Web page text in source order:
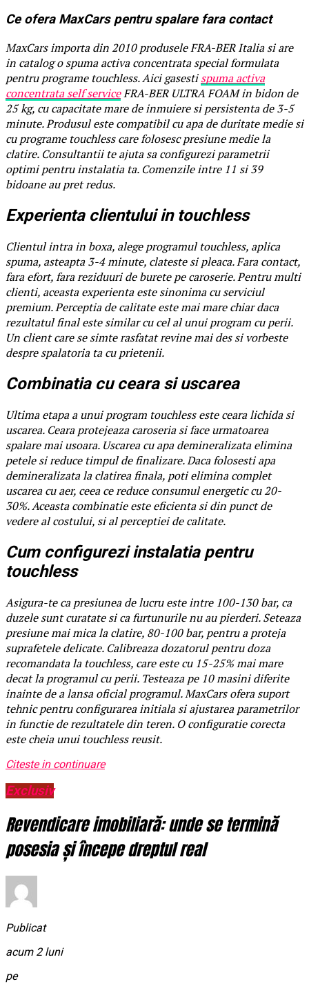
Ce ofera MaxCars pentru spalare fara contact
MaxCars importa din 2010 produsele FRA-BER Italia si are
in catalog o spuma activa concentrata special formulata
pentru programe touchless. Aici gasestispuma activa
concentrata self serviceFRA-BER ULTRA FOAM in bidon de
25 kg, cu capacitate mare de inmuiere si persistenta de 3-5
minute. Produsul este compatibil cu apa de duritate medie si
cu programe touchless care folosesc presiune medie la
clatire. Consultantii te ajuta sa configurezi parametrii
optimi pentru instalatia ta. Comenzile intre 11 si 39
bidoane au pret redus.
Experienta clientului in touchless
Clientul intra in boxa, alege programul touchless, aplica
spuma, asteapta 3-4 minute, clateste si pleaca. Fara contact,
fara efort, fara reziduuri de burete pe caroserie. Pentru multi
clienti, aceasta experienta este sinonima cu serviciul
premium. Perceptia de calitate este mai mare chiar daca
rezultatul final este similar cu cel al unui program cu perii.
Un client care se simte rasfatat revine mai des si vorbeste
despre spalatoria ta cu prietenii.
Combinatia cu ceara si uscarea
Ultima etapa a unui program touchless este ceara lichida si
uscarea. Ceara protejeaza caroseria si face urmatoarea
spalare mai usoara. Uscarea cu apa demineralizata elimina
petele si reduce timpul de finalizare. Daca folosesti apa
demineralizata la clatirea finala, poti elimina complet
uscarea cu aer, ceea ce reduce consumul energetic cu 20-
30%. Aceasta combinatie este eficienta si din punct de
vedere al costului, si al perceptiei de calitate.
Cum configurezi instalatia pentru
touchless
Asigura-te ca presiunea de lucru este intre 100-130 bar, ca
duzele sunt curatate si ca furtunurile nu au pierderi. Seteaza
presiune mai mica la clatire, 80-100 bar, pentru a proteja
suprafetele delicate. Calibreaza dozatorul pentru doza
recomandata la touchless, care este cu 15-25% mai mare
decat la programul cu perii. Testeaza pe 10 masini diferite
inainte de a lansa oficial programul. MaxCars ofera suport
tehnic pentru configurarea initiala si ajustarea parametrilor
in functie de rezultatele din teren. O configuratie corecta
este cheia unui touchless reusit.
Citeste in continuare
Exclusiv
Revendicare imobiliară: unde se termină
posesia și începe dreptul real
Publicat
acum 2 luni
pe